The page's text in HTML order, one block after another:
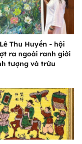
Thu Huyền - hội
ra ngoài ranh giới
tượng và trừu